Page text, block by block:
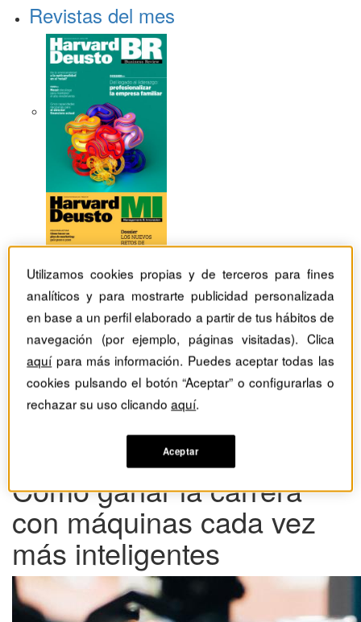
Revistas del mes
Revistas Harvard Deusto
TIC
Cómo ganar la carrera
con máquinas cada vez
más inteligentes
Utilizamos cookies propias y de terceros para fines
analíticos y para mostrarte publicidad personalizada
en base a un perfil elaborado a partir de tus hábitos de
navegación (por ejemplo, páginas visitadas). Clica
aquípara más información. Puedes aceptar todas las
cookies pulsando el botón “Aceptar” o configurarlas o
rechazar su uso clicandoaquí.
Aceptar